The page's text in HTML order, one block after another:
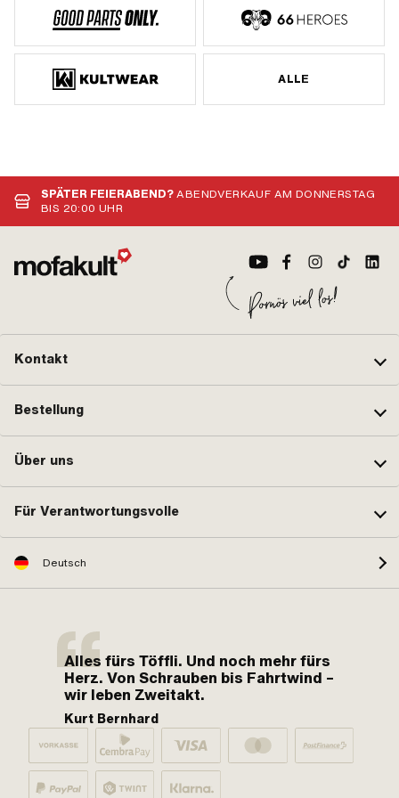
ALLE
SPÄTER FEIERABEND?ABENDVERKAUF AM DONNERSTAG
BIS 20:00 UHR
Kontakt
Bestellung
Über uns
Für Verantwortungsvolle
Deutsch
Alles fürs Töffli. Und noch mehr fürs
Herz. Von Schrauben bis Fahrtwind –
wir leben Zweitakt.
Kurt Bernhard